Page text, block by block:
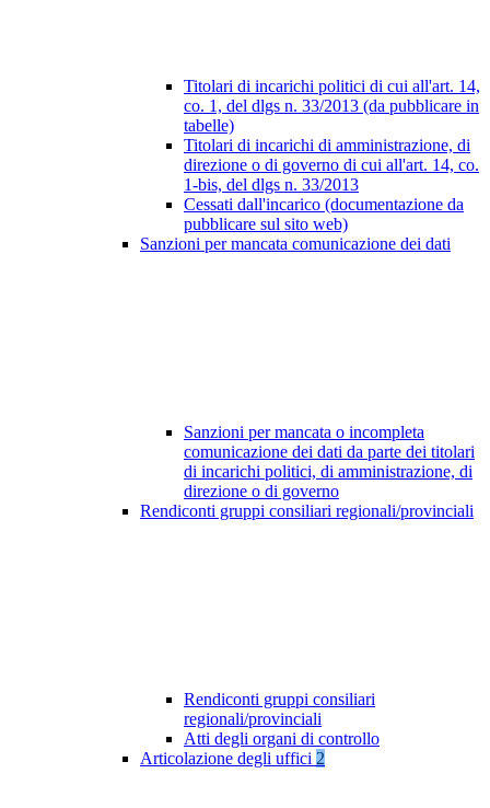
Titolari di incarichi politici di cui all'art. 14,
co. 1, del dlgs n. 33/2013 (da pubblicare in
tabelle)
Titolari di incarichi di amministrazione, di
direzione o di governo di cui all'art. 14, co.
1-bis, del dlgs n. 33/2013
Cessati dall'incarico (documentazione da
pubblicare sul sito web)
Sanzioni per mancata comunicazione dei dati
Sanzioni per mancata o incompleta
comunicazione dei dati da parte dei titolari
di incarichi politici, di amministrazione, di
direzione o di governo
Rendiconti gruppi consiliari regionali/provinciali
Rendiconti gruppi consiliari
regionali/provinciali
Atti degli organi di controllo
Articolazione degli uffici 2